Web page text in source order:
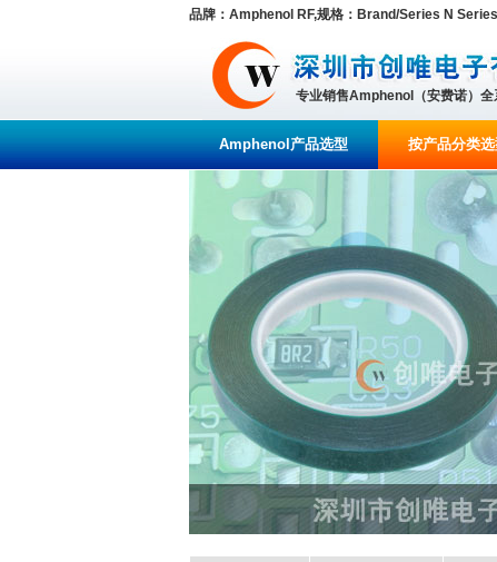
品牌：Amphenol RF,规格：Brand/Series N
专业销售Amphenol（安费诺）
Amphenol产品选型 按产品分类